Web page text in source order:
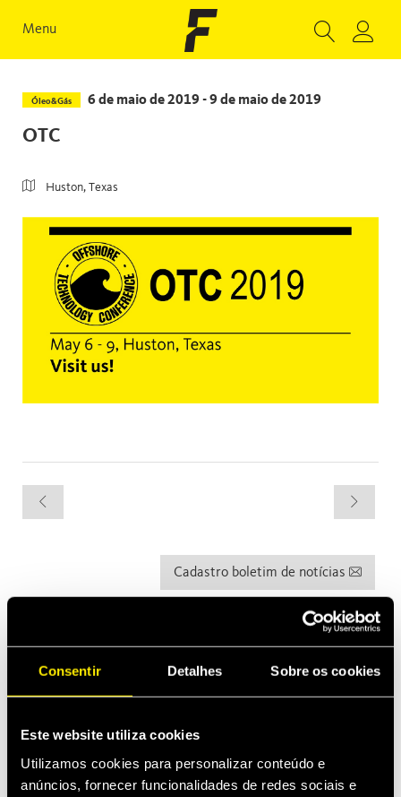
Consentir Detalhes Sobre os cookies
Este website utiliza cookies
Utilizamos cookies para personalizar conteúdo e
anúncios, fornecer funcionalidades de redes sociais e
Menu
Óleo&Gás 6 de maio de 2019 - 9 de maio de 2019
OTC
Huston, Texas
Cadastro boletim de notícias
abr 13, 2026
mar 2, 2026
Introducing MultiQTC: The Best Benefit/Cost Solution for